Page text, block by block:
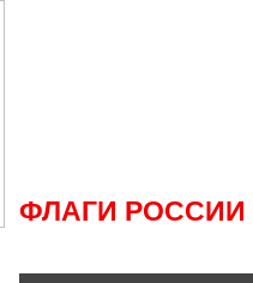
ФЛАГИ РОССИИ